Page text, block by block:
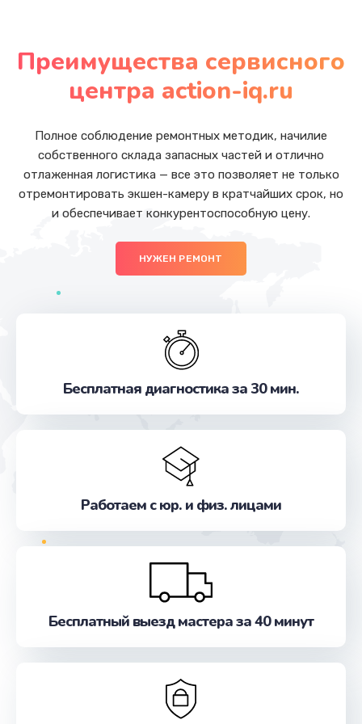
Заказать
от 990 руб.
Заказать
Замена жесткого диска
от 490 руб.
Заказать
Заказать
Заказать
Замена разъёмов (HDMI, DVI, Дисплей порта)
Замена системы охлаждения
от 1295 руб.
Замена контроллера питания
Заказать
Преимущества сервисного
центра action-iq.ru
Полное соблюдение ремонтных методик, начилие
собственного склада запасных частей и отлично
отлаженная логистика — все это позволяет не только
отремонтировать экшен-камеру в кратчайших срок, но
и обеспечивает конкурентоспособную цену.
НУЖЕН РЕМОНТ
Бесплатная диагностика за 30 мин.
Работаем с юр. и физ. лицами
Бесплатный выезд мастера за 40 минут